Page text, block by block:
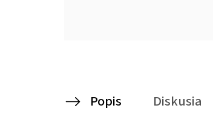
Popis Diskusia